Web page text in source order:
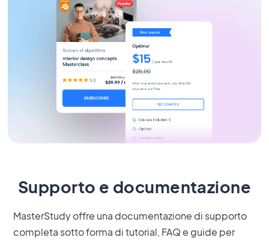
Supporto e documentazione
MasterStudy offre una documentazione di supporto
completa sotto forma di tutorial, FAQ e guide per